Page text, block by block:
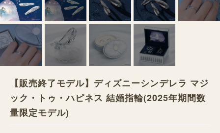
【販売終了モデル】ディズニーシンデレラ マジ
ック・トゥ・ハピネス 結婚指輪(2025年期間数
量限定モデル)